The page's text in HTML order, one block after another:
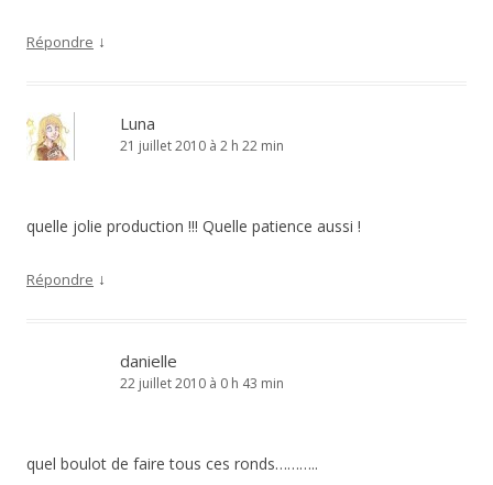
Répondre ↓
Luna
21 juillet 2010 à 2 h 22 min
quelle jolie production !!! Quelle patience aussi !
Répondre ↓
danielle
22 juillet 2010 à 0 h 43 min
quel boulot de faire tous ces ronds………..